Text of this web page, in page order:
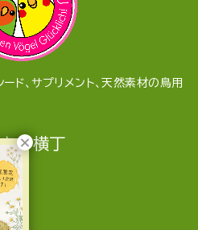
ド、サプリメント、天然素材の鳥用
ち横丁